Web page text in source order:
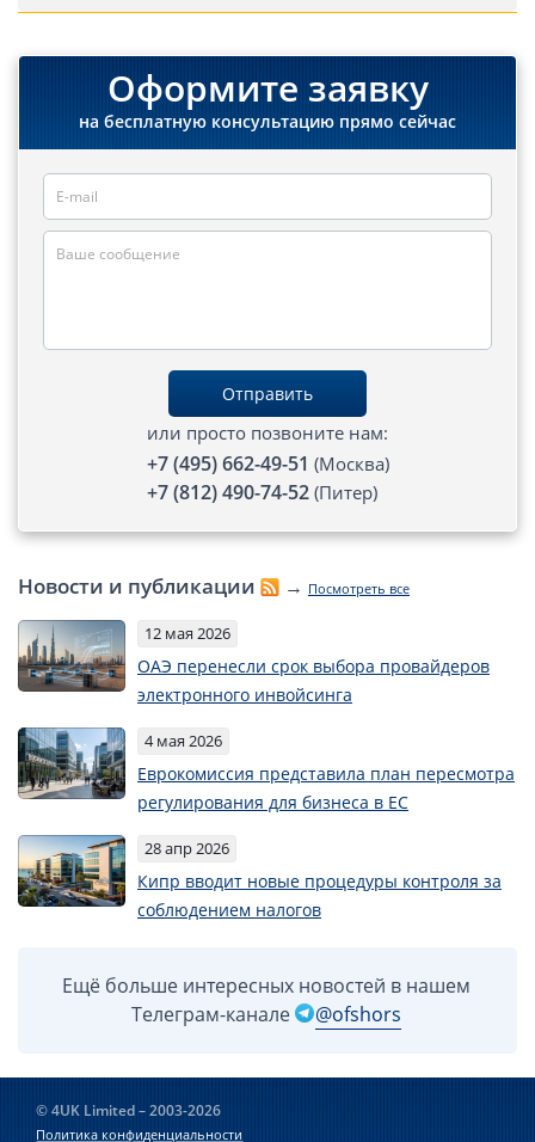
Оформите заявку
на бесплатную консультацию прямо сейчас
Отправить
или просто позвоните нам:
+7 (495) 662-49-51 (Москва)
+7 (812) 490-74-52 (Питер)
Новости и публикации → Посмотреть все
12 мая 2026
ОАЭ перенесли срок выбора провайдеров
электронного инвойсинга
4 мая 2026
Еврокомиссия представила план пересмотра
регулирования для бизнеса в ЕС
28 апр 2026
Кипр вводит новые процедуры контроля за
соблюдением налогов
Ещё больше интересных новостей в нашем
Телеграм-канале
@ofshors
© 4UK Limited – 2003-2026
Политика конфиденциальности